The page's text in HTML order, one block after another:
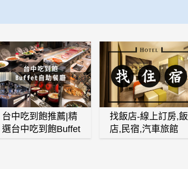
台中吃到飽推薦|精
選台中吃到飽Buffet
找飯店-線上訂房,飯
店,民宿,汽車旅館